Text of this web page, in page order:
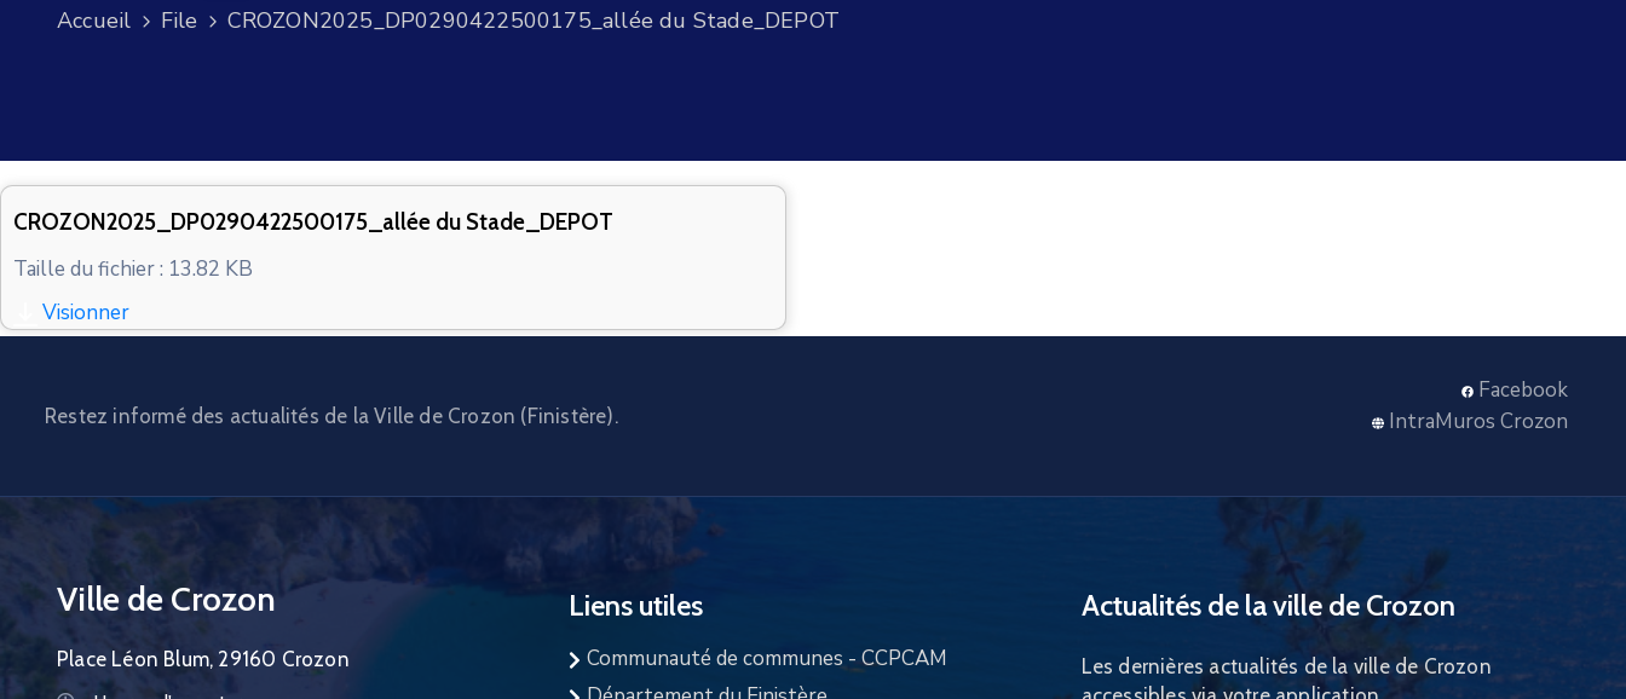
Accueil File CROZON2025_DP0290422500175_allée du Stade_DEPOT
CROZON2025_DP0290422500175_allée du Stade_DEPOT
Taille du fichier : 13.82 KB
Visionner
Restez informé des actualités de la Ville de Crozon (Finistère).
Facebook
IntraMuros Crozon
Ville de Crozon
Place Léon Blum, 29160 Crozon
Liens utiles
Communauté de communes - CCPCAM
Actualités de la ville de Crozon
Les dernières actualités de la ville de Crozon